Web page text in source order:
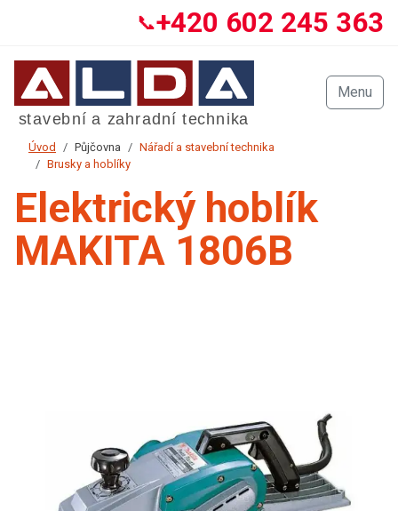
📞+420 602 245 363
Menu
Úvod Půjčovna
Nářadí a stavební technika
Brusky a hoblíky
Elektrický hoblík
MAKITA 1806B